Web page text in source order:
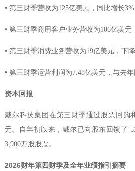
• 第三财季营收为125亿美元，同比增长3%
• 第三财季商用客户业务营收为106亿美元
• 第三财季消费业务营收为19亿美元，下
• 第三财季运营利润为7.48亿美元，与去
资本回报
戴尔科技集团在第三财季通过股票回购
元。自年初以来，戴尔已向 股东回馈了
3,900万股股票。
2026财年第四财季及全年业绩指引摘要